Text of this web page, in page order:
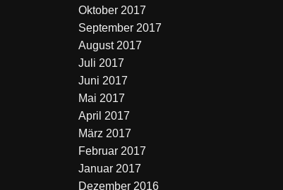
Oktober 2017
September 2017
August 2017
Juli 2017
Juni 2017
Mai 2017
April 2017
März 2017
Februar 2017
Januar 2017
Dezember 2016